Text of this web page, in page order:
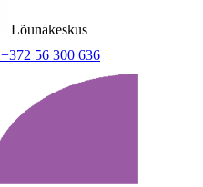
Lõunakeskus
+372 56 300 636